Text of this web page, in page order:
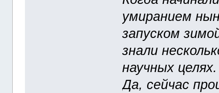
умиранием
запуском
знали
научных целях.
Да, сейчас